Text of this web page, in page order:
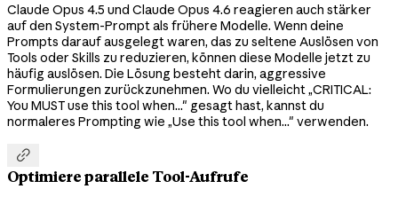
Claude Opus 4.5 und Claude Opus 4.6 reagieren auch stärker
auf den System-Prompt als frühere Modelle. Wenn deine
Prompts darauf ausgelegt waren, das zu seltene Auslösen von
Tools oder Skills zu reduzieren, können diese Modelle jetzt zu
häufig auslösen. Die Lösung besteht darin, aggressive
Formulierungen zurückzunehmen. Wo du vielleicht „CRITICAL:
You MUST use this tool when..." gesagt hast, kannst du
normaleres Prompting wie „Use this tool when..." verwenden.

Optimiere parallele Tool-Aufrufe